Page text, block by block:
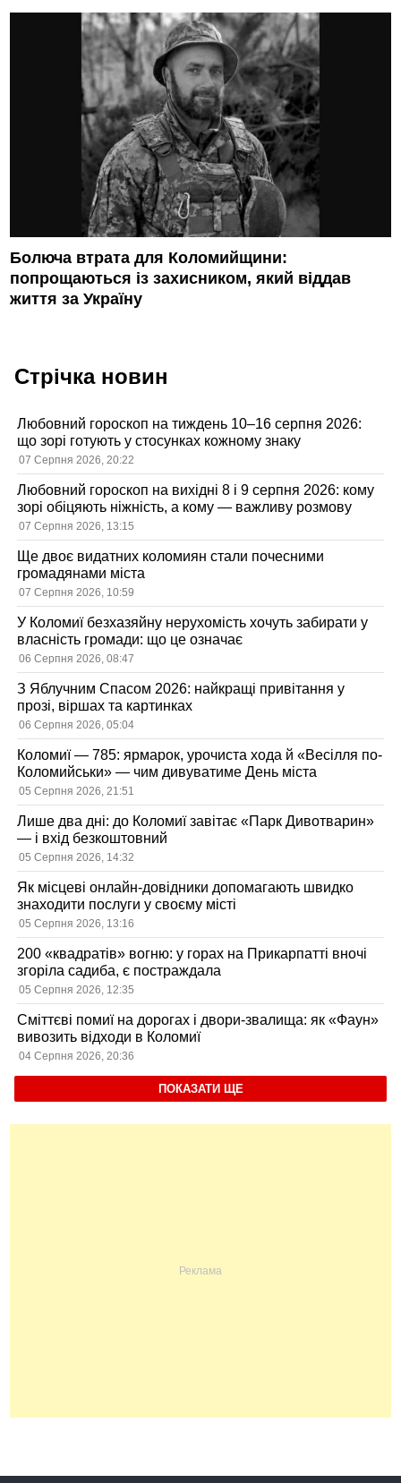
Болюча втрата для Коломийщини:
попрощаються із захисником, який віддав
життя за Україну
Стрічка новин
Любовний гороскоп на тиждень 10–16 серпня 2026:
що зорі готують у стосунках кожному знаку
07 Серпня 2026, 20:22
Любовний гороскоп на вихідні 8 і 9 серпня 2026: кому
зорі обіцяють ніжність, а кому — важливу розмову
07 Серпня 2026, 13:15
Ще двоє видатних коломиян стали почесними
громадянами міста
07 Серпня 2026, 10:59
У Коломиї безхазяйну нерухомість хочуть забирати у
власність громади: що це означає
06 Серпня 2026, 08:47
З Яблучним Спасом 2026: найкращі привітання у
прозі, віршах та картинках
06 Серпня 2026, 05:04
Коломиї — 785: ярмарок, урочиста хода й «Весілля по-
Коломийськи» — чим дивуватиме День міста
05 Серпня 2026, 21:51
Лише два дні: до Коломиї завітає «Парк Дивотварин»
— і вхід безкоштовний
05 Серпня 2026, 14:32
Як місцеві онлайн-довідники допомагають швидко
знаходити послуги у своєму місті
05 Серпня 2026, 13:16
200 «квадратів» вогню: у горах на Прикарпатті вночі
згоріла садиба, є постраждала
05 Серпня 2026, 12:35
Сміттєві помиї на дорогах і двори-звалища: як «Фаун»
вивозить відходи в Коломиї
04 Серпня 2026, 20:36
ПОКАЗАТИ ЩЕ